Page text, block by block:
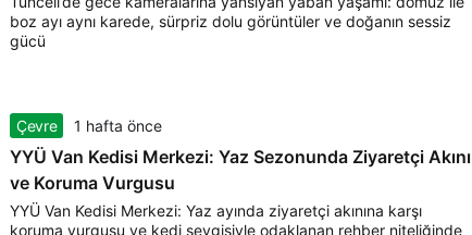
boz ayı aynı karede, sürpriz dolu görüntüler ve doğanın sessiz
gücü
Çevre 1 hafta önce
YYÜ Van Kedisi Merkezi: Yaz Sezonunda Ziyaretçi Akını
ve Koruma Vurgusu
YYÜ Van Kedisi Merkezi: Yaz ayında ziyaretçi akınına karşı
koruma vurgusu ve kedi sevgisiyle odaklanan rehber niteliğinde